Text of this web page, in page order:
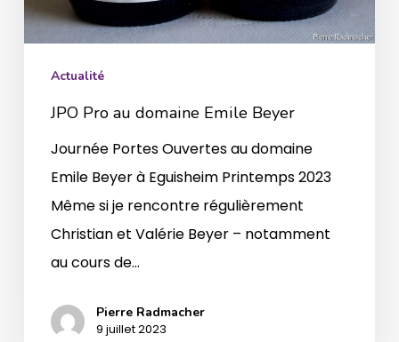
Actualité
JPO Pro au domaine Emile Beyer
Journée Portes Ouvertes au domaine
Emile Beyer à Eguisheim Printemps 2023
Même si je rencontre régulièrement
Christian et Valérie Beyer – notamment
au cours de…
Pierre Radmacher
9 juillet 2023